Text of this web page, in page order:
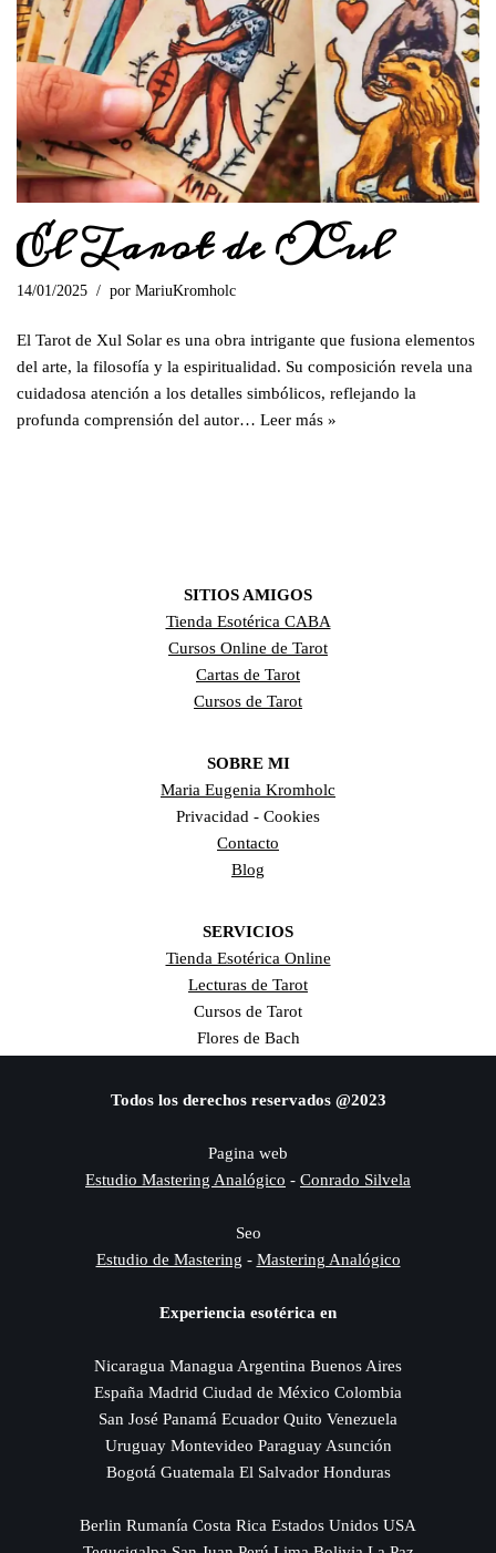
El Tarot de Xul
14/01/2025 por MariuKromholc
El Tarot de Xul Solar es una obra intrigante que fusiona elementos
del arte, la filosofía y la espiritualidad. Su composición revela una
cuidadosa atención a los detalles simbólicos, reflejando la
profunda comprensión del autor… Leer más »
SITIOS AMIGOS
Tienda Esotérica CABA
Cursos Online de Tarot
Cartas de Tarot
Cursos de Tarot
SOBRE MI
Maria Eugenia Kromholc
Privacidad - Cookies
Contacto
Blog
SERVICIOS
Tienda Esotérica Online
Lecturas de Tarot
Cursos de Tarot
Flores de Bach
Todos los derechos reservados @2023
Pagina web
Estudio Mastering Analógico - Conrado Silvela
Seo
Estudio de Mastering - Mastering Analógico
Experiencia esotérica en
Nicaragua Managua Argentina Buenos Aires
España Madrid Ciudad de México Colombia
San José Panamá Ecuador Quito Venezuela
Uruguay Montevideo Paraguay Asunción
Bogotá Guatemala El Salvador Honduras
Berlin Rumanía Costa Rica Estados Unidos USA